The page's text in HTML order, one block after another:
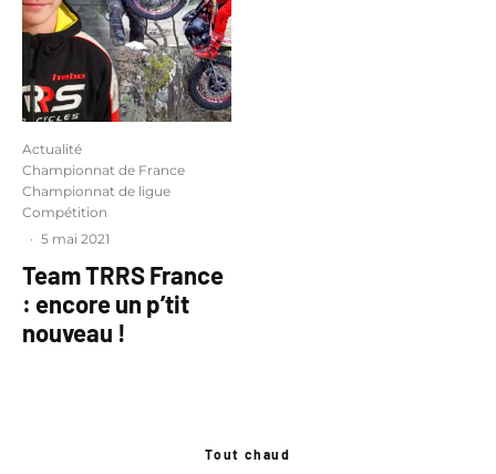
Actualité
Championnat de France
Championnat de ligue
Compétition
· 5 mai 2021
Team TRRS France
: encore un p’tit
nouveau !
Tout chaud